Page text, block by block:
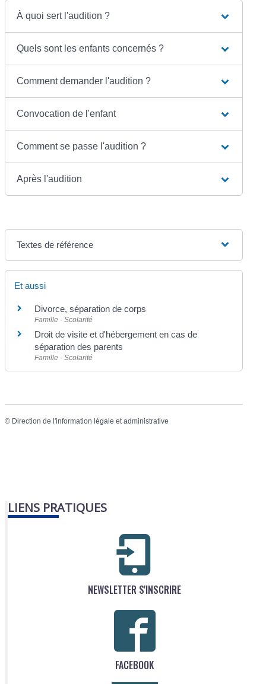
À quoi sert l'audition ?
Quels sont les enfants concernés ?
Comment demander l'audition ?
Convocation de l'enfant
Comment se passe l'audition ?
Après l'audition
Textes de référence
Et aussi
Divorce, séparation de corps
Famille - Scolarité
Droit de visite et d'hébergement en cas de
séparation des parents
Famille - Scolarité
© Direction de l'information légale et administrative
LIENS PRATIQUES
NEWSLETTER S'INSCRIRE
FACEBOOK